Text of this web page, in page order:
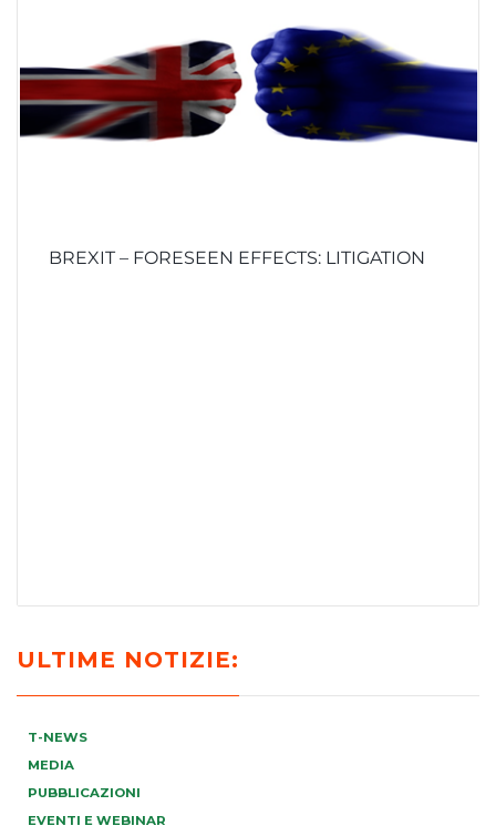
BREXIT – FORESEEN EFFECTS: LITIGATION
ULTIME NOTIZIE:
T-NEWS
MEDIA
PUBBLICAZIONI
EVENTI E WEBINAR